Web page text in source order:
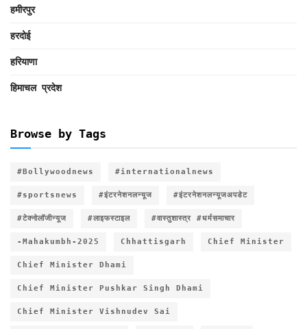
हमीरपुर
हरदोई
हरियाणा
हिमाचल प्रदेश
Browse by Tags
#Bollywoodnews #internationalnews
#sportsnews #इंटरनेशनलन्यूज #इंटरनेशनलन्यूजअपडेट
#टेक्नोलॉजीन्यूज #लाइफस्टाइल #वास्तुशास्त्र #धर्मसमाचार
-Mahakumbh-2025 Chhattisgarh Chief Minister
Chief Minister Dhami
Chief Minister Pushkar Singh Dhami
Chief Minister Vishnudev Sai